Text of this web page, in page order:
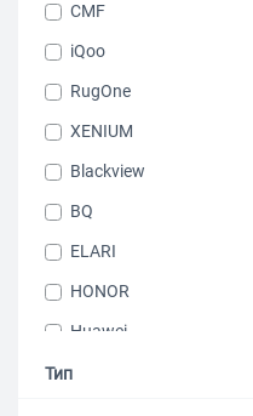
CMF
iQoo
RugOne
XENIUM
Blackview
BQ
ELARI
HONOR
Huawei
IIIF150
Тип